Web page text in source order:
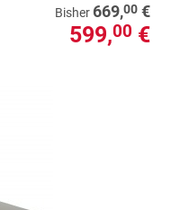
Bisher 669,00 €
599,00 €